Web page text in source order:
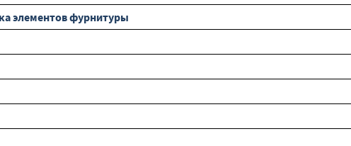
элементов фурнитуры